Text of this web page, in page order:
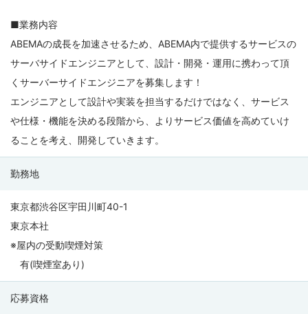
■業務内容
ABEMAの成長を加速させるため、ABEMA内で提供するサービスの
サーバサイドエンジニアとして、設計・開発・運用に携わって頂
くサーバーサイドエンジニアを募集します！
エンジニアとして設計や実装を担当するだけではなく、サービス
や仕様・機能を決める段階から、よりサービス価値を高めていけ
ることを考え、開発していきます。
勤務地
東京都渋谷区宇田川町40-1
東京本社
※屋内の受動喫煙対策
有(喫煙室あり)
応募資格